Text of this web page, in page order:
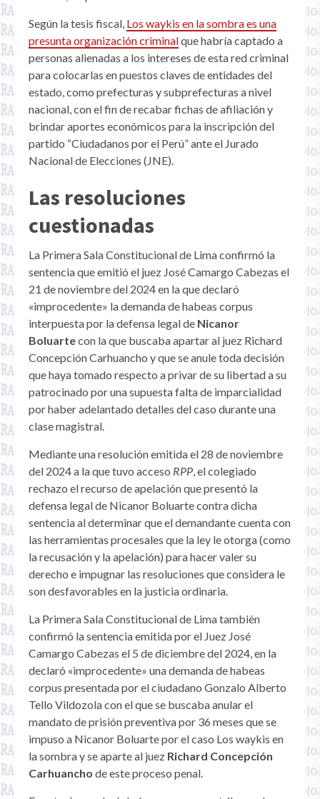
Según la tesis fiscal, Los waykis en la sombra es una
presunta organización criminalque habría captado a
personas alienadas a los intereses de esta red criminal
para colocarlas en puestos claves de entidades del
estado, como prefecturas y subprefecturas a nivel
nacional, con el fin de recabar fichas de afiliación y
brindar aportes económicos para la inscripción del
partido “Ciudadanos por el Perú” ante el Jurado
Nacional de Elecciones (JNE).
Las resoluciones
cuestionadas
La Primera Sala Constitucional de Lima confirmó la
sentencia que emitió el juez José Camargo Cabezas el
21 de noviembre del 2024 en la que declaró
«improcedente» la demanda de habeas corpus
interpuesta por la defensa legal de Nicanor
Boluartecon la que buscaba apartar al juez Richard
Concepción Carhuancho y que se anule toda decisión
que haya tomado respecto a privar de su libertad a su
patrocinado por una supuesta falta de imparcialidad
por haber adelantado detalles del caso durante una
clase magistral.
Mediante una resolución emitida el 28 de noviembre
del 2024 a la que tuvo acceso RPP, el colegiado
rechazo el recurso de apelación que presentó la
defensa legal de Nicanor Boluarte contra dicha
sentencia al determinar que el demandante cuenta con
las herramientas procesales que la ley le otorga (como
la recusación y la apelación) para hacer valer su
derecho e impugnar las resoluciones que considera le
son desfavorables en la justicia ordinaria.
La Primera Sala Constitucional de Lima también
confirmó la sentencia emitida por el Juez José
Camargo Cabezas el 5 de diciembre del 2024, en la
declaró «improcedente» una demanda de habeas
corpus presentada por el ciudadano Gonzalo Alberto
Tello Vildozola con el que se buscaba anular el
mandato de prisión preventiva por 36 meses que se
impuso a Nicanor Boluarte por el caso Los waykis en
la sombra y se aparte al juez Richard Concepción
Carhuancho de este proceso penal.